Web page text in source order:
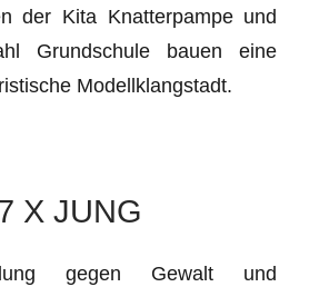
der Kita Knatterpampe und
Grundschule bauen eine
Modellklangstadt.
X JUNG
gegen Gewalt und